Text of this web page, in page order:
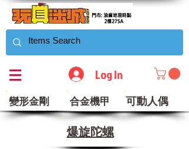
Log In
變形金剛 合金機甲 可動人偶
​爆旋陀螺